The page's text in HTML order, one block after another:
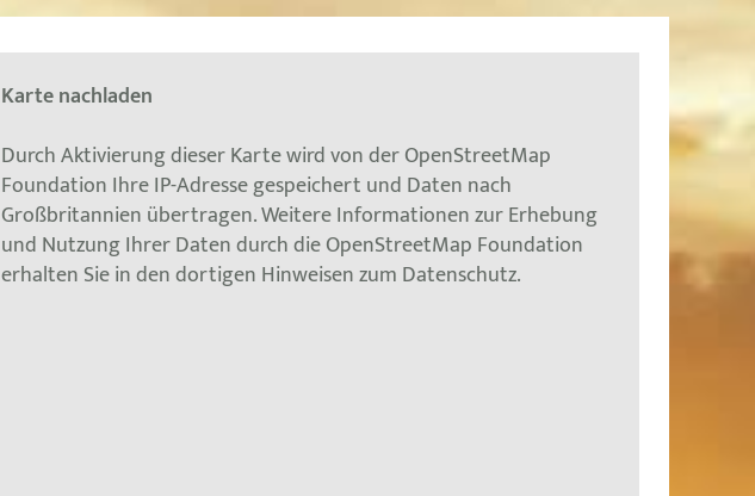
Karte nachladen
Durch Aktivierung dieser Karte wird von der OpenStreetMap
Foundation Ihre IP-Adresse gespeichert und Daten nach
Großbritannien übertragen. Weitere Informationen zur Erhebung
und Nutzung Ihrer Daten durch die OpenStreetMap Foundation
erhalten Sie in den dortigen Hinweisen zum Datenschutz.